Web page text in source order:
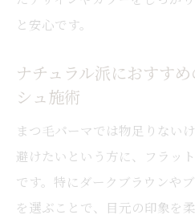
と安心です。
ナチュラル派におすす
シュ施術
まつ毛パーマでは物足りない
避けたいという方に、フラッ
です。特にダークブラウンや
を選ぶことで、目元の印象を